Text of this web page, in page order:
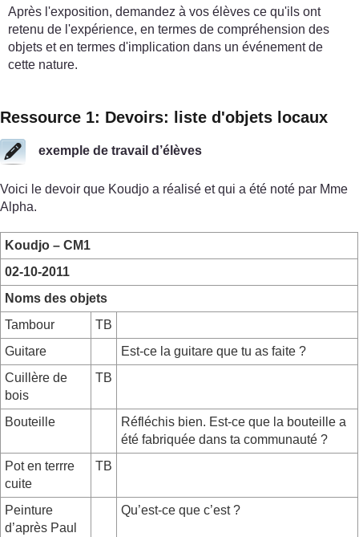
Après l'exposition, demandez à vos élèves ce qu'ils ont
retenu de l'expérience, en termes de compréhension des
objets et en termes d'implication dans un événement de
cette nature.
Ressource 1: Devoirs: liste d'objets locaux
exemple de travail d’élèves
Voici le devoir que Koudjo a réalisé et qui a été noté par Mme
Alpha.
Koudjo – CM1
02-10-2011
Noms des objets
Tambour
TB
Guitare
Est-ce la guitare que tu as faite ?
Cuillère de
bois
TB
Bouteille
Réfléchis bien. Est-ce que la bouteille a
été fabriquée dans ta communauté ?
Pot en terrre
cuite
TB
Peinture
d’après Paul
Qu’est-ce que c’est ?